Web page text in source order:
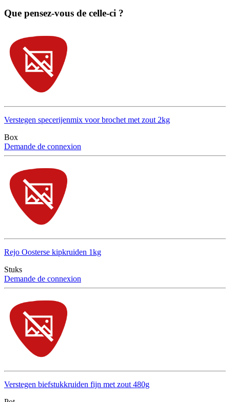
Que pensez-vous de celle-ci ?
Verstegen specerijenmix voor brochet met zout 2kg
Box
Demande de connexion
Rejo Oosterse kipkruiden 1kg
Stuks
Demande de connexion
Verstegen biefstukkruiden fijn met zout 480g